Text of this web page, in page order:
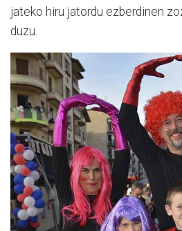
jateko hiru jatordu ezberdinen
duzu.